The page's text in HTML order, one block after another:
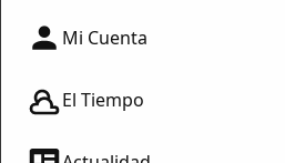
Mi Cuenta
El Tiempo